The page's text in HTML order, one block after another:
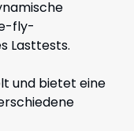
fly-
Lasttests.
und bietet eine